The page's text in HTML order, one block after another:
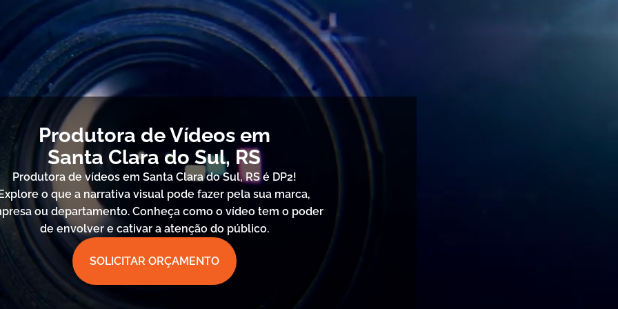
Produtora de Vídeos em
Santa Clara do Sul, RS
Produtora de vídeos em Santa Clara do Sul, RS é DP2!
o que a narrativa visual pode fazer pela sua marca,
ou departamento. Conheça como o vídeo tem o poder
de envolver e cativar a atenção do público.
SOLICITAR ORÇAMENTO